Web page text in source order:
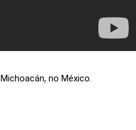
no México.